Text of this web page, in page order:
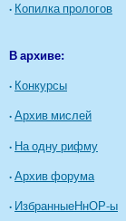
· Копилка прологов
В архиве:
· Конкурсы
·Архив мислей
· На одну рифму
·Архив форума
· ИзбранныеНнОР-ы